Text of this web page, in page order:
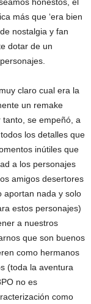
más que ‘era bien
nostalgia y fan
dotar de un
claro cual era la
un remake
se empeñó, a
los detalles que
inútiles que
a los personajes
amigos desertores
aportan nada y solo
estos personajes)
a nuestros
que son buenos
como hermanos
(toda la aventura
no es
como